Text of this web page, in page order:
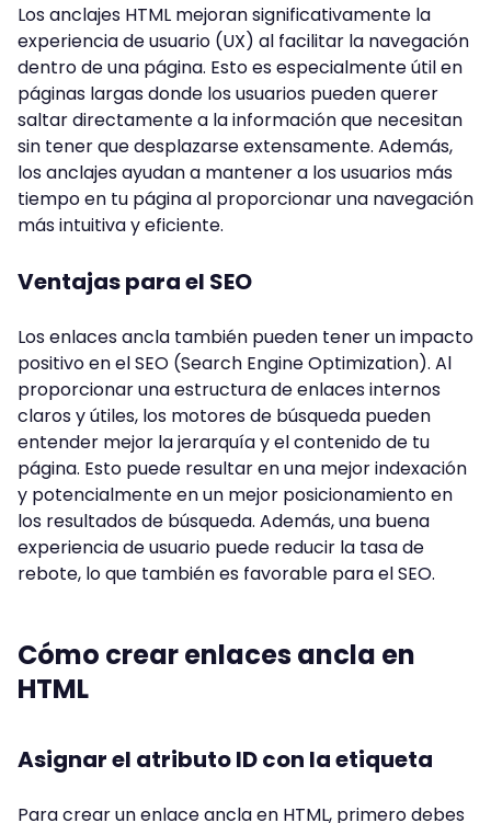
Los anclajes HTML mejoran significativamente la
experiencia de usuario (UX) al facilitar la navegación
dentro de una página. Esto es especialmente útil en
páginas largas donde los usuarios pueden querer
saltar directamente a la información que necesitan
sin tener que desplazarse extensamente. Además,
los anclajes ayudan a mantener a los usuarios más
tiempo en tu página al proporcionar una navegación
más intuitiva y eficiente.
Ventajas para el SEO
Los enlaces ancla también pueden tener un impacto
positivo en el SEO (Search Engine Optimization). Al
proporcionar una estructura de enlaces internos
claros y útiles, los motores de búsqueda pueden
entender mejor la jerarquía y el contenido de tu
página. Esto puede resultar en una mejor indexación
y potencialmente en un mejor posicionamiento en
los resultados de búsqueda. Además, una buena
experiencia de usuario puede reducir la tasa de
rebote, lo que también es favorable para el SEO.
Cómo crear enlaces ancla en
HTML
Asignar el atributo ID con la etiqueta
Para crear un enlace ancla en HTML, primero debes